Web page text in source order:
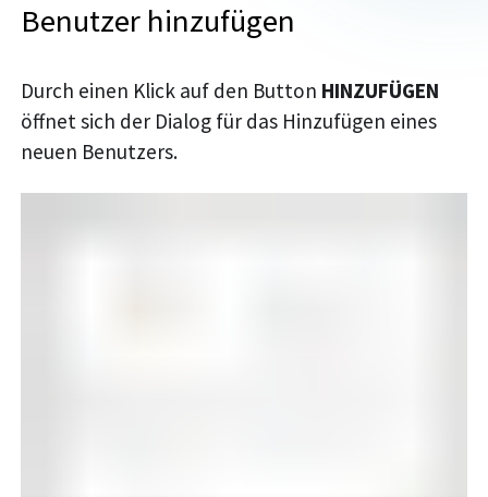
Benutzer hinzufügen
Durch einen Klick auf den Button HINZUFÜGEN
öffnet sich der Dialog für das Hinzufügen eines
neuen Benutzers.